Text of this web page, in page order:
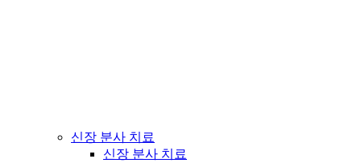
신장 분사 치료
신장 분사 치료